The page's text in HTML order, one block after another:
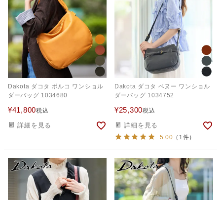
Dakota ダコタ ポルコ ワンショル
ダーバッグ 1034680
¥41,800税込
詳細を見る
Dakota ダコタ ベヌー ワンショル
ダーバッグ 1034752
¥25,300税込
詳細を見る
5.00 （1件）